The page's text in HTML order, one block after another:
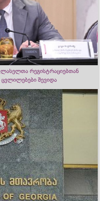
რეგისტრაციებთან
ცვლილებები შევიდა